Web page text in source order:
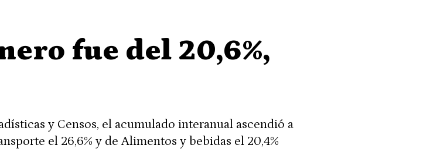
fue del 20,6%,
y Censos, el acumulado interanual ascendió a
el 26,6% y de Alimentos y bebidas el 20,4%